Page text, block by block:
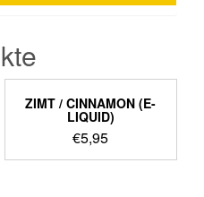
ZIMT / CINNAMON (E-
LIQUID)
€5,95